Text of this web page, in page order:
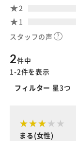
2
1
スタッフの声
2件中
1-2件を表示
フィルター 星3つ
まる(女性)